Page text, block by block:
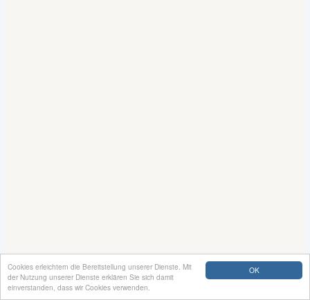
OK
Cookies erleichtern die Bereitstellung unserer Dienste. Mit
der Nutzung unserer Dienste erklären Sie sich damit
einverstanden, dass wir Cookies verwenden.